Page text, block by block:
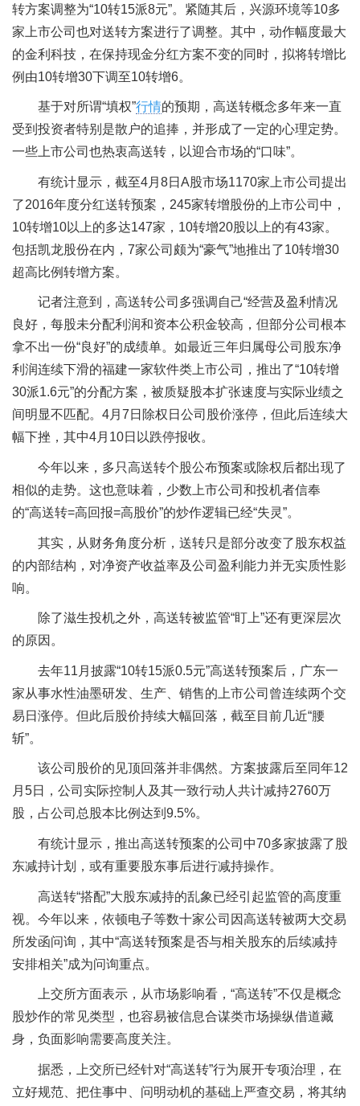
转方案调整为“10转15派8元”。紧随其后，兴源环境等10多
家上市公司也对送转方案进行了调整。其中，动作幅度最大
的金利科技，在保持现金分红方案不变的同时，拟将转增比
例由10转增30下调至10转增6。
基于对所谓“填权”行情的预期，高送转概念多年来一直
受到投资者特别是散户的追捧，并形成了一定的心理定势。
一些上市公司也热衷高送转，以迎合市场的“口味”。
有统计显示，截至4月8日A股市场1170家上市公司提出
了2016年度分红送转预案，245家转增股份的上市公司中，
10转增10以上的多达147家，10转增20股以上的有43家。
包括凯龙股份在内，7家公司颇为“豪气”地推出了10转增30
超高比例转增方案。
记者注意到，高送转公司多强调自己“经营及盈利情况
良好，每股未分配利润和资本公积金较高，但部分公司根本
拿不出一份“良好”的成绩单。如最近三年归属母公司股东净
利润连续下滑的福建一家软件类上市公司，推出了“10转增
30派1.6元”的分配方案，被质疑股本扩张速度与实际业绩之
间明显不匹配。4月7日除权日公司股价涨停，但此后连续大
幅下挫，其中4月10日以跌停报收。
今年以来，多只高送转个股公布预案或除权后都出现了
相似的走势。这也意味着，少数上市公司和投机者信奉
的“高送转=高回报=高股价”的炒作逻辑已经“失灵”。
其实，从财务角度分析，送转只是部分改变了股东权益
的内部结构，对净资产收益率及公司盈利能力并无实质性影
响。
除了滋生投机之外，高送转被监管“盯上”还有更深层次
的原因。
去年11月披露“10转15派0.5元”高送转预案后，广东一
家从事水性油墨研发、生产、销售的上市公司曾连续两个交
易日涨停。但此后股价持续大幅回落，截至目前几近“腰
斩”。
该公司股价的见顶回落并非偶然。方案披露后至同年12
月5日，公司实际控制人及其一致行动人共计减持2760万
股，占公司总股本比例达到9.5%。
有统计显示，推出高送转预案的公司中70多家披露了股
东减持计划，或有重要股东事后进行减持操作。
高送转“搭配”大股东减持的乱象已经引起监管的高度重
视。今年以来，依顿电子等数十家公司因高送转被两大交易
所发函问询，其中“高送转预案是否与相关股东的后续减持
安排相关”成为问询重点。
上交所方面表示，从市场影响看，“高送转”不仅是概念
股炒作的常见类型，也容易被信息合谋类市场操纵借道藏
身，负面影响需要高度关注。
据悉，上交所已经针对“高送转”行为展开专项治理，在
立好规范、把住事中、问明动机的基础上严查交易，将其纳